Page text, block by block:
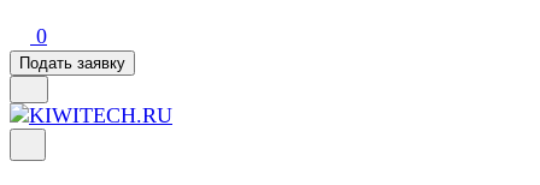
0
Подать заявку